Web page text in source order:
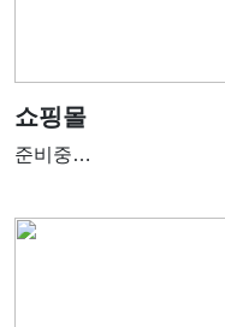
쇼핑몰
준비중…